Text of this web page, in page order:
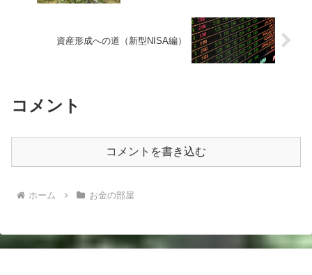
資産形成への道（新型NISA編）
コメント
コメントを書き込む
ホーム お金の部屋